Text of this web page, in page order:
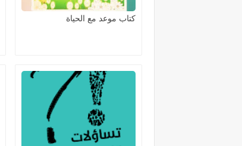
كتاب موعد مع الحياة